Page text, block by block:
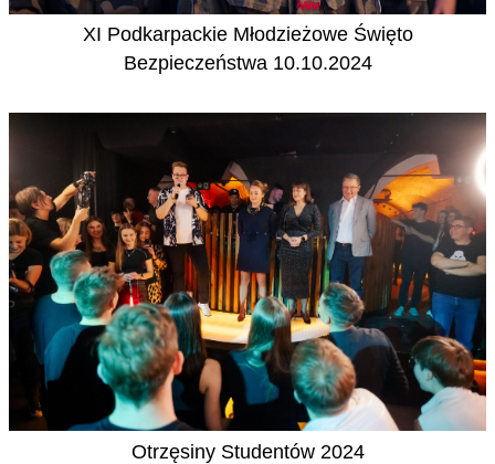
XI Podkarpackie Młodzieżowe Święto
Bezpieczeństwa 10.10.2024
Otrzęsiny Studentów 2024